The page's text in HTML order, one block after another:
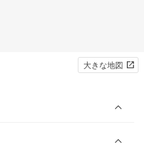
大きな地図